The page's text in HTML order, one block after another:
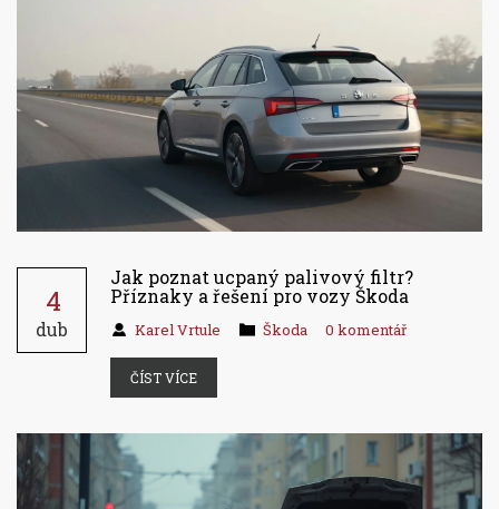
4
dub
Jak poznat ucpaný palivový filtr?
Příznaky a řešení pro vozy Škoda
Karel Vrtule Škoda 0 komentář
ČÍST VÍCE